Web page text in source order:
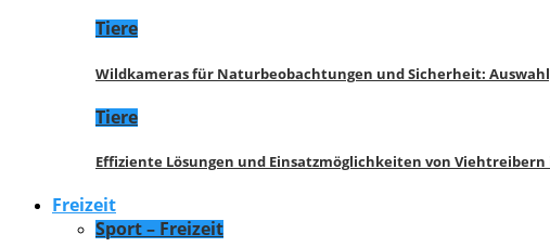
Tiere
Wildkameras für Naturbeobachtungen und Sicherheit:
Tiere
Effiziente Lösungen und Einsatzmöglichkeiten von
Freizeit
Sport – Freizeit